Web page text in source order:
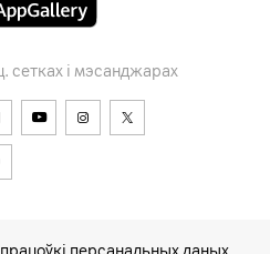
сетках і мэсанджарах